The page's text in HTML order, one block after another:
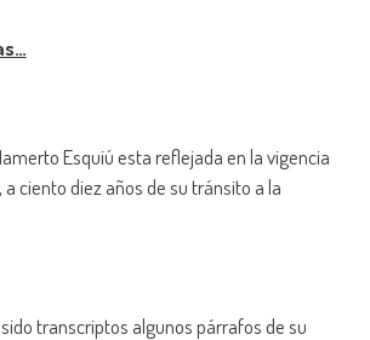
Esquiú esta reflejada en la vigencia
ciento diez años de su tránsito a la
transcriptos algunos párrafos de su